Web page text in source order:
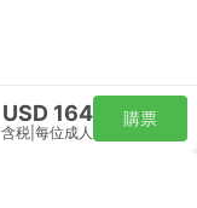
USD 164
含税 每位成人
購票